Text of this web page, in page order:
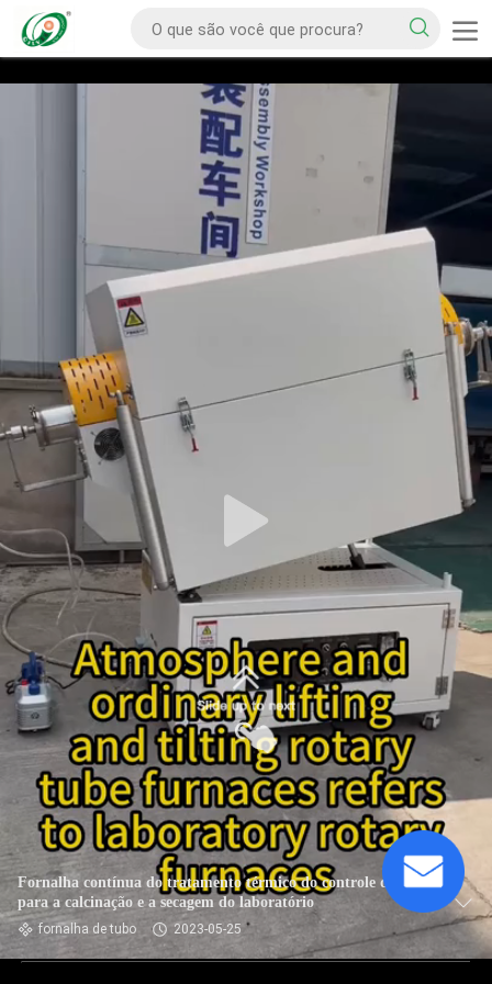
Fornalha contínua do tratamento térmico do controle do PID
para a calcinação e a secagem do laboratório
fornalha de tubo 2023-05-25